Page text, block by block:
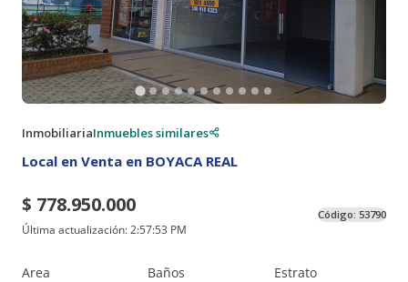
InmobiliariaInmuebles similares
Local en Venta en BOYACA REAL
$ 778.950.000
Última actualización:2:57:53 PM
Código: 53790
Area Baños Estrato